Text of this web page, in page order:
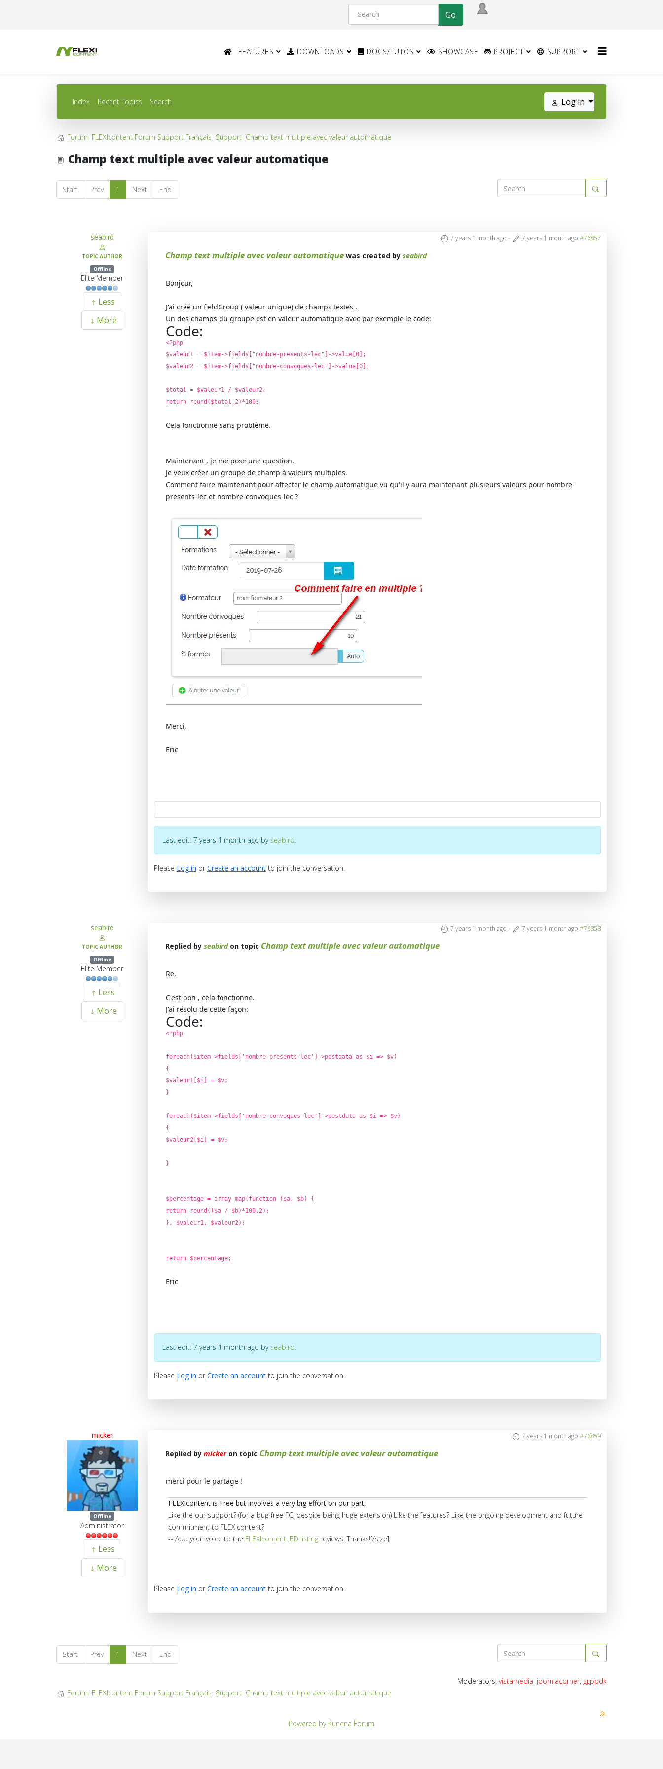
FEATURES DOWNLOADS DOCS/TUTOS SHOWCASE PROJECT SUPPORT
Index Recent Topics Search Log in
Forum FLEXIcontent Forum Support Français Support Champ text multiple avec valeur automatique
Champ text multiple avec valeur automatique
Start Prev 1 Next End
seabird
TOPIC AUTHOR
Offline
Elite Member
Less
More
7 years 1 month ago - 7 years 1 month ago #76857
Champ text multiple avec valeur automatique was created by seabird
Bonjour,
J'ai créé un fieldGroup ( valeur unique) de champs textes .
Un des champs du groupe est en valeur automatique avec par exemple le code:
Code:
<?php
$valeur1 = $item->fields["nombre-presents-lec"]->value[0];
$valeur2 = $item->fields["nombre-convoques-lec"]->value[0];
$total = $valeur1 / $valeur2;
return round($total,2)*100;
Cela fonctionne sans problème.
Maintenant , je me pose une question.
Je veux créer un groupe de champ à valeurs multiples.
Comment faire maintenant pour affecter le champ automatique vu qu'il y aura maintenant plusieurs valeurs pour nombre-
presents-lec et nombre-convoques-lec ?
Merci,
Eric
Last edit: 7 years 1 month ago by seabird.
Please Log in or Create an account to join the conversation.
seabird
TOPIC AUTHOR
Offline
Elite Member
Less
More
7 years 1 month ago - 7 years 1 month ago #76858
Replied by seabirdon topic Champ text multiple avec valeur automatique
Re,
C'est bon , cela fonctionne.
J'ai résolu de cette façon:
Code:
<?php
foreach($item->fields['nombre-presents-lec']->postdata as $i => $v)
{
$valeur1[$i] = $v;
}
foreach($item->fields['nombre-convoques-lec']->postdata as $i => $v)
{
$valeur2[$i] = $v;
}
$percentage = array_map(function ($a, $b) {
return round(($a / $b)*100,2);
}, $valeur1, $valeur2);
return $percentage;
Eric
Last edit: 7 years 1 month ago by seabird.
Please Log in or Create an account to join the conversation.
micker
Offline
Administrator
Less
More
7 years 1 month ago #76859
Replied by mickeron topic Champ text multiple avec valeur automatique
merci pour le partage !
FLEXIcontent is Free but involves a very big effort on our part.
Like the our support? (for a bug-free FC, despite being huge extension) Like the features? Like the ongoing development and future
commitment to FLEXIcontent?
-- Add your voice to the FLEXIcontent JED listing reviews. Thanks![/size]
Please Log in or Create an account to join the conversation.
Start Prev 1 Next End
Moderators: vistamedia, joomlacorner, ggppdk
Forum FLEXIcontent Forum Support Français Support Champ text multiple avec valeur automatique
Powered by Kunena Forum